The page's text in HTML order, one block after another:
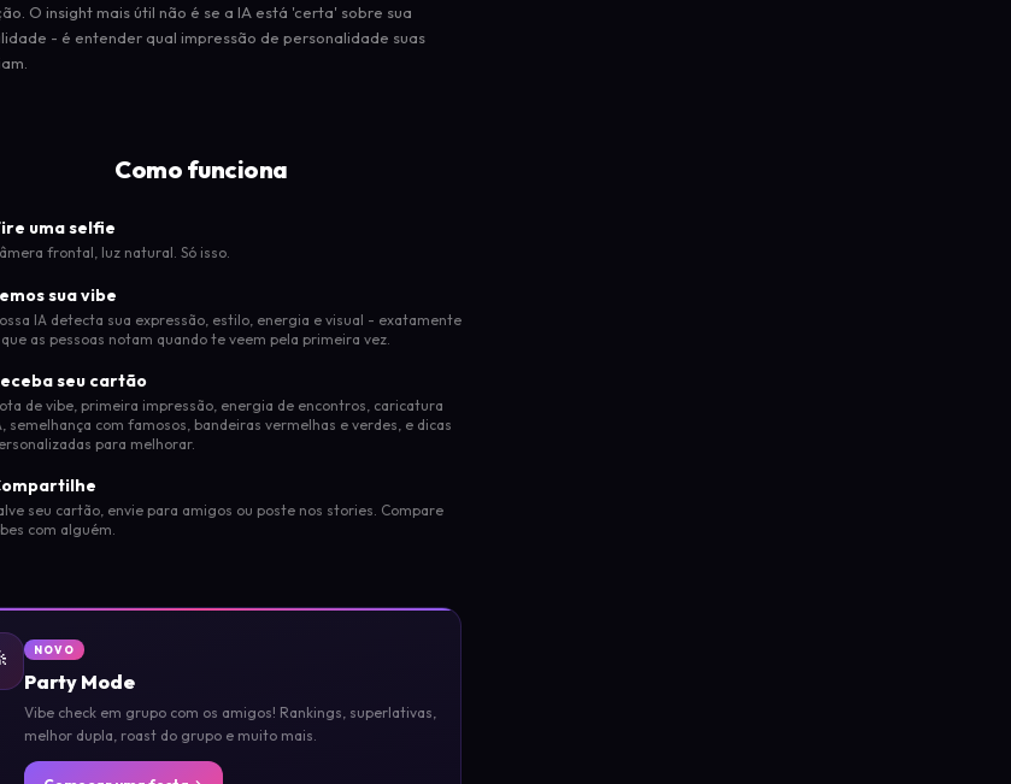
O insight mais útil não é se a IA está 'certa' sobre sua
- é entender qual impressão de personalidade suas
Como funciona
uma selfie
frontal, luz natural. Só isso.
sua vibe
IA detecta sua expressão, estilo, energia e visual - exatamente
que as pessoas notam quando te veem pela primeira vez.
seu cartão
de vibe, primeira impressão, energia de encontros, caricatura
semelhança com famosos, bandeiras vermelhas e verdes, e dicas
para melhorar.
seu cartão, envie para amigos ou poste nos stories. Compare
com alguém.
NOVO
Party Mode
Vibe check em grupo com os amigos! Rankings, superlativas,
melhor dupla, roast do grupo e muito mais.